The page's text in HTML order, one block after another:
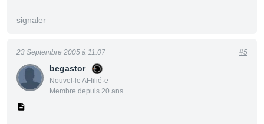
signaler
begastor
Nouvel·le AFfilié·e
Membre depuis 20 ans
23 Septembre 2005 à 11:07 #5